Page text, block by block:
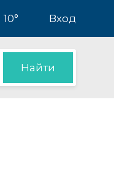
10° Вход
Найти